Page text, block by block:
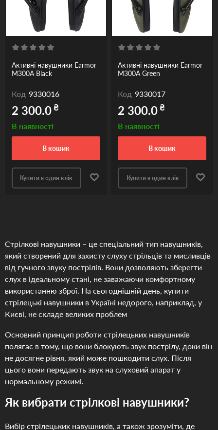
Активні навушники Earmor
M300A Black
Код 9330016
2 300.0₴
В наявності
в кошик
Купити в один клік
Активні навушники Earmor
M300A Green
Код 9330017
2 300.0₴
В наявності
в кошик
Купити в один клік
Стрілкові навушники – це спеціальний тип навушників,
який створений для захисту слуху стрільців та мисливців
від гучного звуку пострілів. Вони дозволяють зберегти
слух в ідеальному стані, не заважаючи комфортному
використанню зброї. На сьогоднішній день, купити
стрілецькі навушники в Україні недорого, наприклад, у
Києві, не складе великих проблем
Основний принцип роботи стрілецьких навушників
полягає в тому, що вони блокують звук пострілу, доки він
не досягне рівня, який може пошкодити слух. Після
цього вони передають звук на слуховий апарат у
нормальному режимі.
Як вибрати стрілкові навушники?
Вибір стрілецьких навушників, а також зрозуміти, де